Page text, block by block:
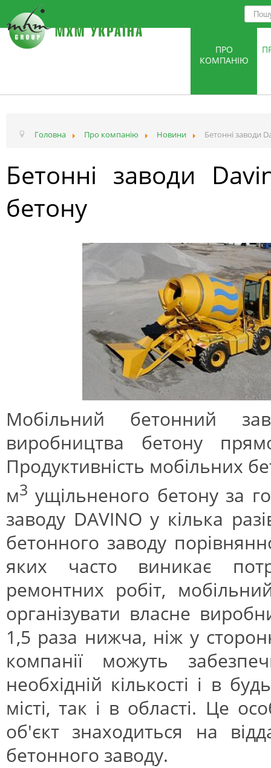
ПРО
КОМПАНІЮ
Головна Про компанію Новини Бетонні заводи
Бетонні заводи
бетону
Мобільний бетонний
виробництва бетону
Продуктивність мобільних
м3 ущільненого бетону за
заводу DAVINO у кілька
бетонного заводу
яких часто виникає
ремонтних робіт,
організувати власне
1,5 раза нижча, ніж у
компанії можуть
необхідній кількості і в
місті, так і в області. Це
об'єкт знаходиться на
бетонного заводу.